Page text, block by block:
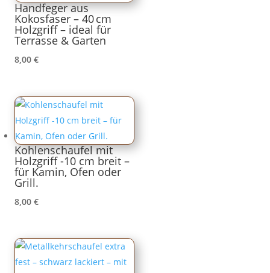
Handfeger aus
Kokosfaser – 40 cm
Holzgriff – ideal für
Terrasse & Garten
8,00 €
Kohlenschaufel mit
Holzgriff -10 cm breit –
für Kamin, Ofen oder
Grill.
8,00 €